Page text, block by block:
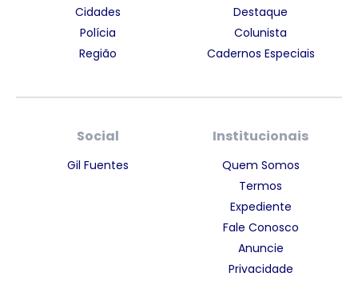
Cidades
Polícia
Região
Destaque
Colunista
Cadernos Especiais
Social
Gil Fuentes
Institucionais
Quem Somos
Termos
Expediente
Fale Conosco
Anuncie
Privacidade